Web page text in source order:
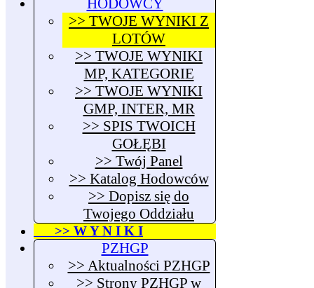
HODOWCY
>> TWOJE WYNIKI Z
LOTÓW
>> TWOJE WYNIKI
MP, KATEGORIE
>> TWOJE WYNIKI
GMP, INTER, MR
>> SPIS TWOICH
GOŁĘBI
>> Twój Panel
>> Katalog Hodowców
>> Dopisz się do
Twojego Oddziału
>> W Y N I K I
PZHGP
>> Aktualności PZHGP
>> Strony PZHGP w